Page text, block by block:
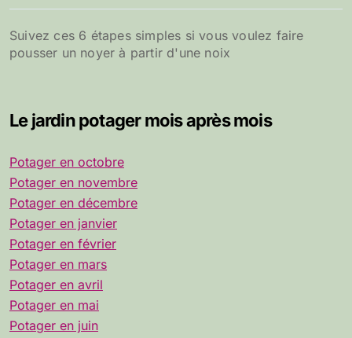
Suivez ces 6 étapes simples si vous voulez faire
pousser un noyer à partir d'une noix
Le jardin potager mois après mois
Potager en octobre
Potager en novembre
Potager en décembre
Potager en janvier
Potager en février
Potager en mars
Potager en avril
Potager en mai
Potager en juin